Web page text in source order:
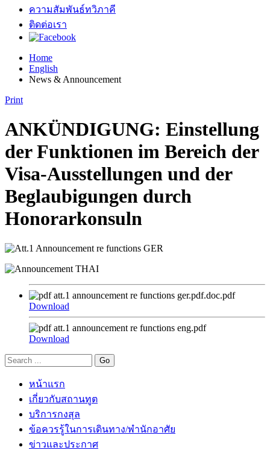
ความสัมพันธ์ทวิภาคี
ติดต่อเรา
Home
English
News & Announcement
Print
ANKÜNDIGUNG: Einstellung
der Funktionen im Bereich der
Visa-Ausstellungen und der
Beglaubigungen durch
Honorarkonsuln
att.1 announcement re functions ger.pdf.doc.pdf
Download
att.1 announcement re functions eng.pdf
Download
หน้าแรก
เกี่ยวกับสถานทูต
บริการกงสุล
ข้อควรรู้ในการเดินทาง/พำนักอาศัย
ข่าวและประกาศ